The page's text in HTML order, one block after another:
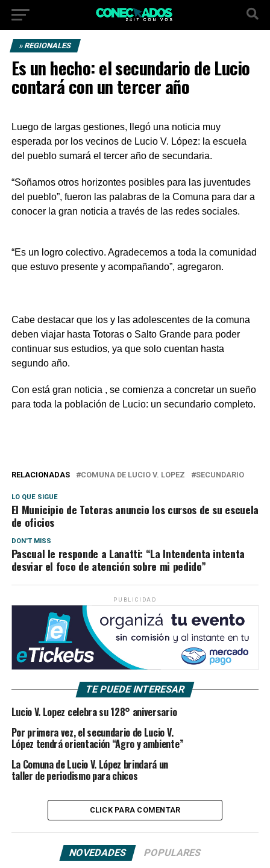
» REGIONALES
Es un hecho: el secundario de Lucio
contará con un tercer año
Luego de largas gestiones, llegó una noticia muy
esperada por los vecinos de Lucio V. López: la escuela
del pueblo sumará el tercer año de secundaria.
“Soñamos otros horizontes posibles para las juventudes
del pueblo”, fueron las palabras de la Comuna para dar a
conocer la gran noticia a través de las redes sociales.
“Es un logro colectivo. Agradecemos a toda la comunidad
que estuvo presente y acompañando”, agregaron.
Cabe destacar que los y las adolescentes de la comuna
deben viajar hasta Totoras o Salto Grande para poder
continuar sus estudios, ya que solo cuentan hasta
segundo año.
Con está gran noticia , se comienza a concretar un sueño
para toda la población de Lucio: un secundario completo.
RELACIONADAS COMUNA DE LUCIO V. LOPEZ SECUNDARIO
LO QUE SIGUE
El Municipio de Totoras anuncio los cursos de su escuela
de oficios
DON'T MISS
Pascual le responde a Lanatti: “La Intendenta intenta
desviar el foco de atención sobre mi pedido”
PUBLICIDAD
TE PUEDE INTERESAR
Lucio V. Lopez celebra su 128° aniversario
Por primera vez, el secundario de Lucio V.
López tendrá orientación “Agro y ambiente”
La Comuna de Lucio V. López brindará un
taller de periodismo para chicos
CLICK PARA COMENTAR
NOVEDADES POPULARES